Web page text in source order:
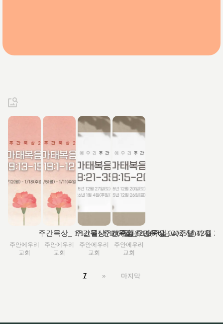
주간묵상_ 1/12(월)-1/18(주일)
주안에우리
교회
주간묵상_ 1/5(월)-1/11(주일)
주안에우리
교회
주간묵상_ 2026-01-04(주일)까지
주안에우리
교회
주간묵상_ 2025년 12월
주안에우리
교회
7 » 마지막